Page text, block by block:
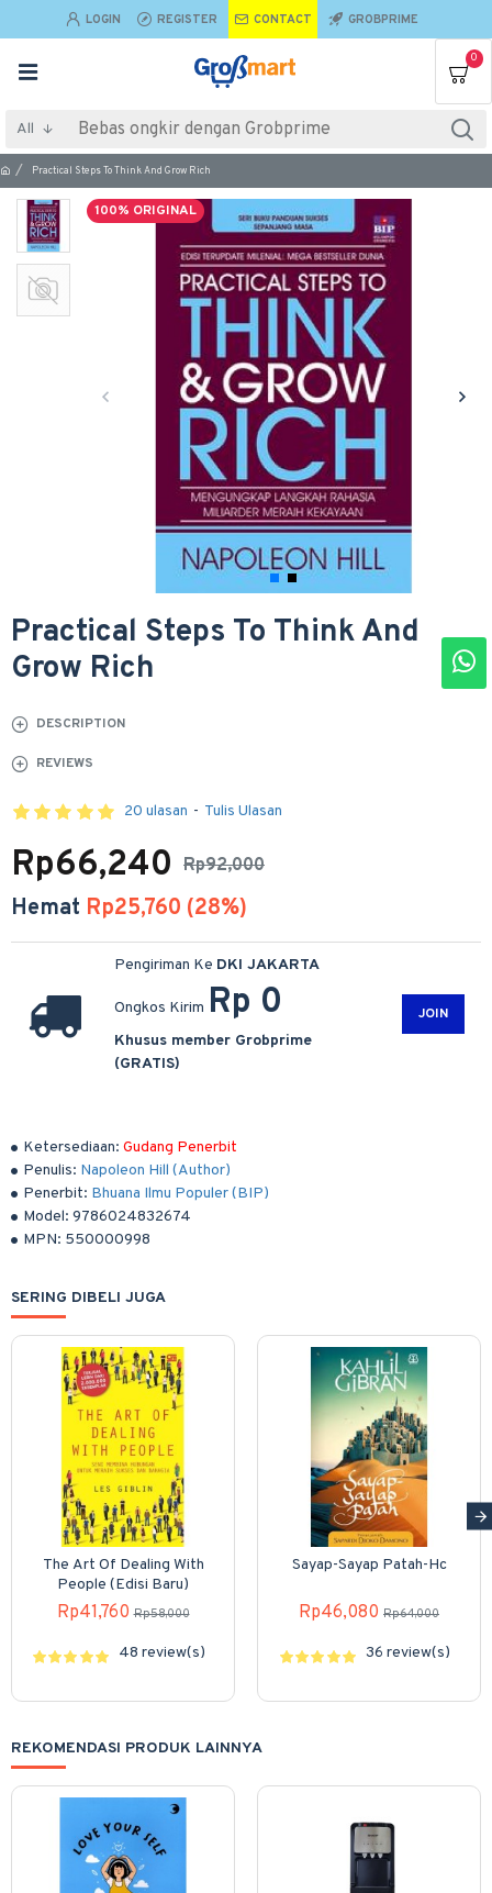
LOGIN REGISTER CONTACT GROBPRIME
0
All
Practical Steps To Think And Grow Rich
100% ORIGINAL
Practical Steps To Think And
Grow Rich
DESCRIPTION
REVIEWS
Ketersediaan: Gudang Penerbit
Penulis: Napoleon Hill (Author)
Penerbit: Bhuana Ilmu Populer (BIP)
Model: 9786024832674
MPN: 550000998
20 ulasan - Tulis Ulasan
Rp92,000
Rp66,240
Hemat Rp25,760 (28%)
Pengiriman Ke DKI JAKARTA
Ongkos Kirim Rp 0
Khusus member Grobprime
(GRATIS)
JOIN
SERING DIBELI JUGA
The Art Of Dealing With
People (Edisi Baru)
Rp41,760 Rp58,000
48 review(s)
Sayap-Sayap Patah-Hc
Rp46,080 Rp64,000
36 review(s)
REKOMENDASI PRODUK LAINNYA